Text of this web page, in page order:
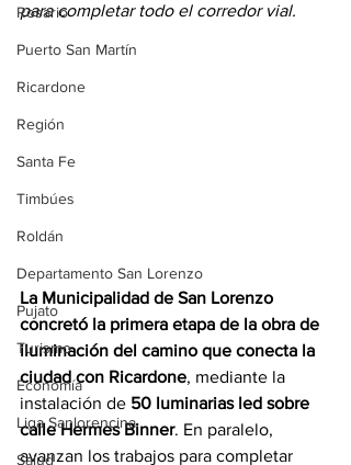
Rosario
Puerto San Martín
Ricardone
Región
Santa Fe
Timbúes
Roldán
Departamento San Lorenzo
Pujato
Turismo
Economía
Liga Sanlorencina
Salud
para completar todo el corredor vial.
La Municipalidad de San Lorenzo
concretó la primera etapa de la obra de
iluminación del camino que conecta la
ciudad con Ricardone, mediante la
instalación de 50 luminarias led sobre
calle Hermes Binner. En paralelo,
avanzan los trabajos para completar